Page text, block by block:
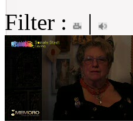
Filter :
|